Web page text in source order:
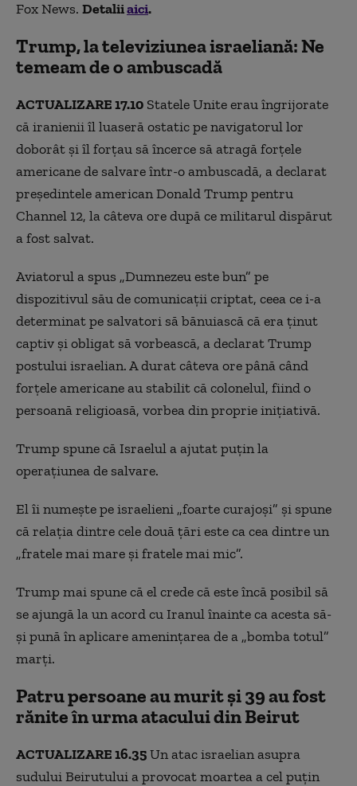
Fox News. Detaliiaici.
Trump, la televiziunea israeliană: Ne
temeam de o ambuscadă
ACTUALIZARE 17.10 Statele Unite erau îngrijorate
că iranienii îl luaseră ostatic pe navigatorul lor
doborât și îl forțau să încerce să atragă forțele
americane de salvare într-o ambuscadă, a declarat
președintele american Donald Trump pentru
Channel 12, la câteva ore după ce militarul dispărut
a fost salvat.
Aviatorul a spus „Dumnezeu este bun” pe
dispozitivul său de comunicații criptat, ceea ce i-a
determinat pe salvatori să bănuiască că era ținut
captiv și obligat să vorbească, a declarat Trump
postului israelian. A durat câteva ore până când
forțele americane au stabilit că colonelul, fiind o
persoană religioasă, vorbea din proprie inițiativă.
Trump spune că Israelul a ajutat puțin la
operațiunea de salvare.
El îi numește pe israelieni „foarte curajoși” și spune
că relația dintre cele două țări este ca cea dintre un
„fratele mai mare și fratele mai mic”.
Trump mai spune că el crede că este încă posibil să
se ajungă la un acord cu Iranul înainte ca acesta să-
și pună în aplicare amenințarea de a „bomba totul”
marți.
Patru persoane au murit și 39 au fost
rănite în urma atacului din Beirut
ACTUALIZARE 16.35Un atac israelian asupra
sudului Beirutului a provocat moartea a cel puțin